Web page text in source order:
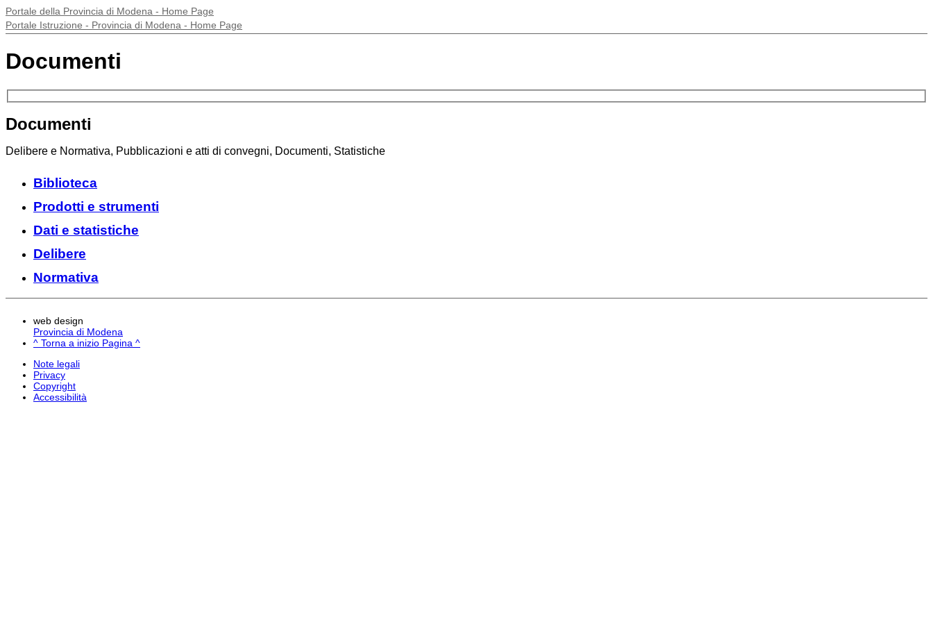
Portale della Provincia di Modena - Home Page
Portale Istruzione - Provincia di Modena - Home Page
Documenti
Documenti
Delibere e Normativa, Pubblicazioni e atti di convegni, Documenti, Statistiche
Biblioteca
Prodotti e strumenti
Dati e statistiche
Delibere
Normativa
web design
Provincia di Modena
^ Torna a inizio Pagina ^
Note legali
Privacy
Copyright
Accessibilità